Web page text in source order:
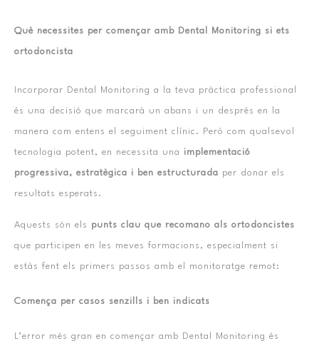
Què necessites per començar amb Dental Monitoring si ets
ortodoncista
Incorporar Dental Monitoring a la teva pràctica professional
és una decisió que marcarà un abans i un després en la
manera com entens el seguiment clínic. Però com qualsevol
tecnologia potent, en necessita una implementació
progressiva, estratègica i ben estructurada per donar els
resultats esperats.
Aquests són els punts clau que recomano als ortodoncistes
que participen en les meves formacions, especialment si
estàs fent els primers passos amb el monitoratge remot:
Comença per casos senzills i ben indicats
L’error més gran en començar amb Dental Monitoring és